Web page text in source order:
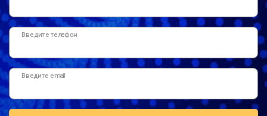
Введите телефон
Введите email